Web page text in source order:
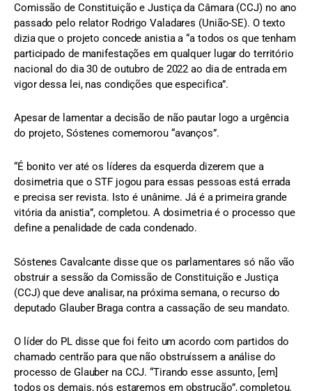
Comissão de Constituição e Justiça da Câmara (CCJ) no ano
passado pelo relator Rodrigo Valadares (União-SE). O texto
dizia que o projeto concede anistia a “a todos os que tenham
participado de manifestações em qualquer lugar do território
nacional do dia 30 de outubro de 2022 ao dia de entrada em
vigor dessa lei, nas condições que especifica”.
Apesar de lamentar a decisão de não pautar logo a urgência
do projeto, Sóstenes comemorou “avanços”.
“É bonito ver até os líderes da esquerda dizerem que a
dosimetria que o STF jogou para essas pessoas está errada
e precisa ser revista. Isto é unânime. Já é a primeira grande
vitória da anistia”, completou. A dosimetria é o processo que
define a penalidade de cada condenado.
Sóstenes Cavalcante disse que os parlamentares só não vão
obstruir a sessão da Comissão de Constituição e Justiça
(CCJ) que deve analisar, na próxima semana, o recurso do
deputado Glauber Braga contra a cassação de seu mandato.
O líder do PL disse que foi feito um acordo com partidos do
chamado centrão para que não obstruíssem a análise do
processo de Glauber na CCJ. “Tirando esse assunto, [em]
todos os demais, nós estaremos em obstrução”, completou.